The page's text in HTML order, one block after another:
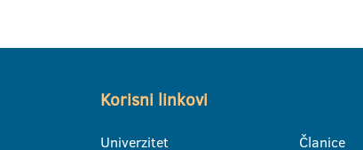
Korisni linkovi
Univerzitet Članice